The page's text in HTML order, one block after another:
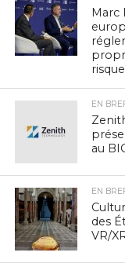
Marc
EN
au
EN
des
VR/